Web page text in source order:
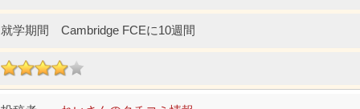
Cambridge FCEに10週間